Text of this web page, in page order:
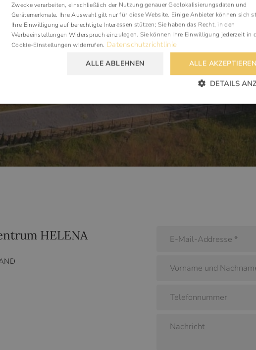
HELENA
Zwecke verarbeiten, einschließlich der Nutzung genauer Geolokalisierungsdaten und
Gerätemerkmale. Ihre Auswahl gilt nur für diese Website. Einige Anbieter können sich
Ihre Einwilligung auf berechtigte Interessen stützen; Sie haben das Recht, in den
Werbeeinstellungen Widerspruch einzulegen. Sie können Ihre Einwilligung jederzeit in
Cookie-Einstellungen widerrufen. Datenschutzrichtlinie
ALLE AKZEPTIEREN
ALLE ABLEHNEN
DETAILS